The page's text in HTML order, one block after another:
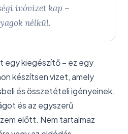
ivóvizet kap –
nélkül.
egy kiegészítő – ez egy
készítsen vizet, amely
és összetételi igényeinek.
és az egyszerű
előtt. Nem tartalmaz